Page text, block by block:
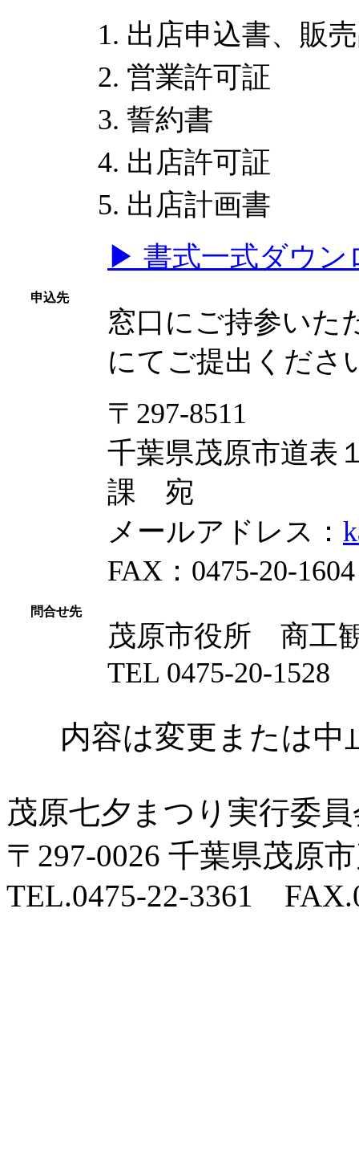
出店申込書、販
営業許可証
誓約書
出店許可証
出店計画書
▶ 書式一式ダウン
申込先
窓口にご持参いた
にてご提出くださ
〒297-8511
千葉県茂原市道表
課 宛
メールアドレス：
FAX：0475-20-1604
問合せ先
茂原市役所 商
TEL 0475-20-1528
内容は変更または
茂原七夕まつり実行委
〒297-0026 千葉県茂原
TEL.0475-22-3361